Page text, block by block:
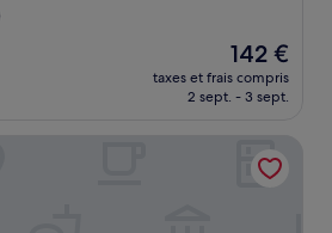
Le
nouveau
prix
de
142 €
142 €
taxes et frais compris
2 sept. - 3 sept.